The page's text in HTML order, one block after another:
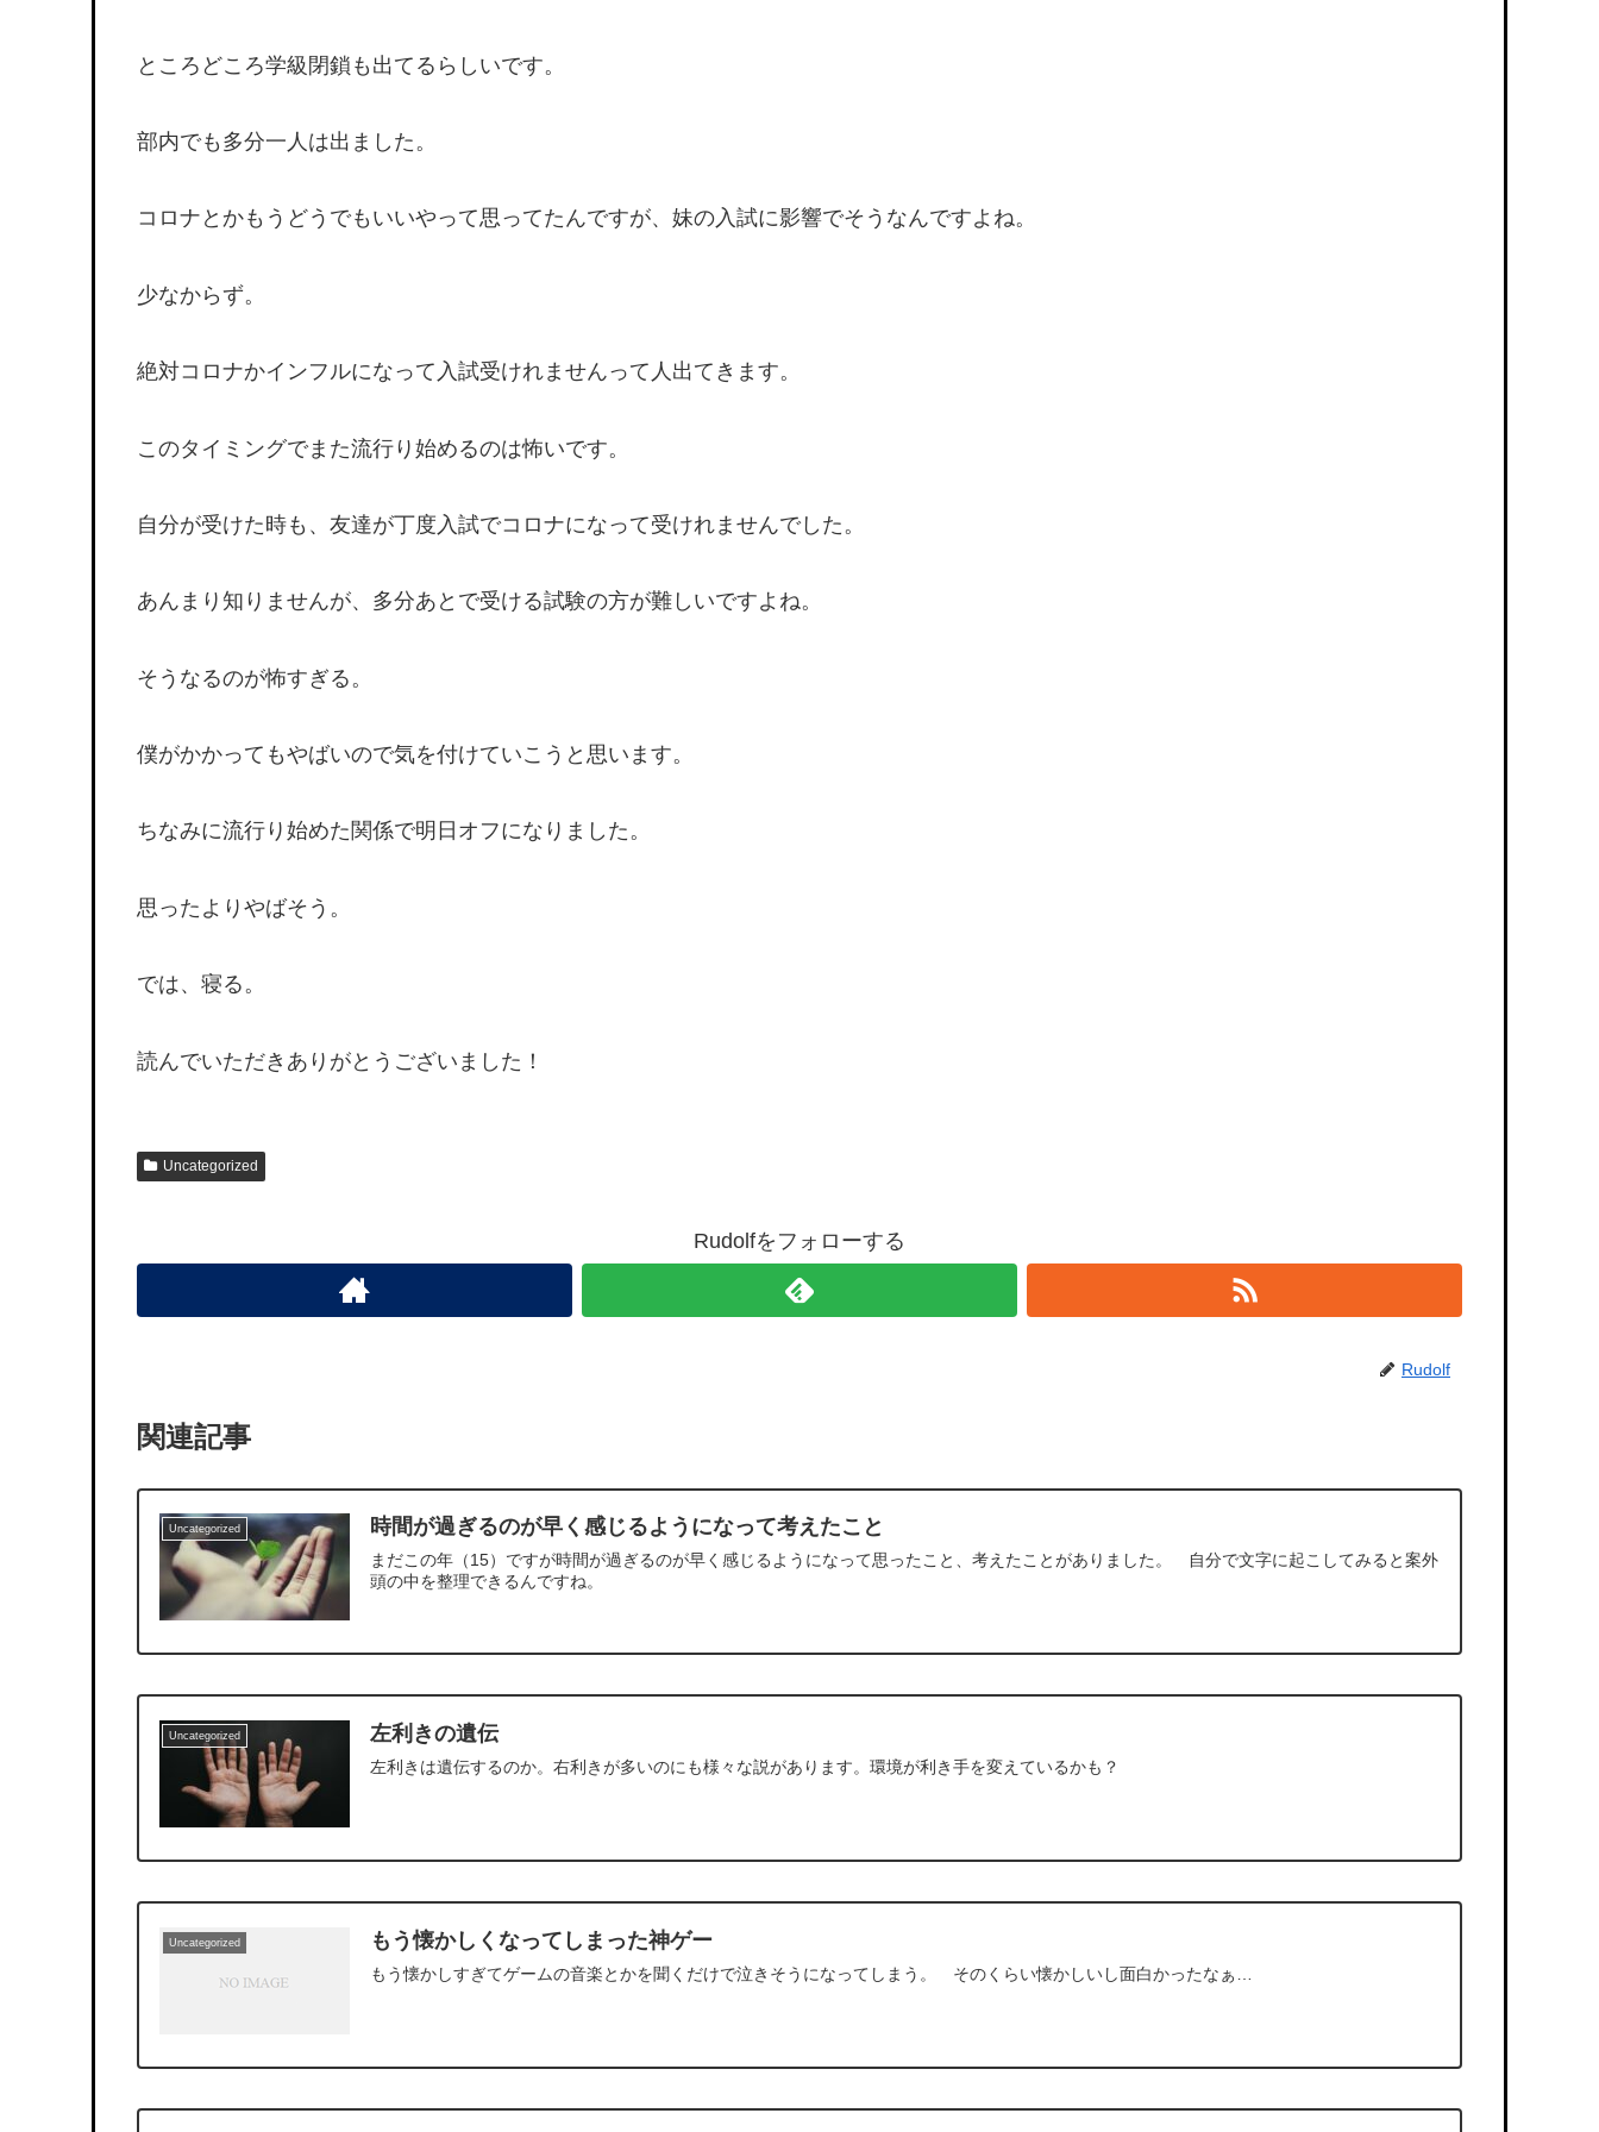
ところどころ学級閉鎖も出てるらしいです。
部内でも多分一人は出ました。
コロナとかもうどうでもいいやって思ってたんですが、妹の入試に影響でそうなんですよね。
少なからず。
絶対コロナかインフルになって入試受けれませんって人出てきます。
このタイミングでまた流行り始めるのは怖いです。
自分が受けた時も、友達が丁度入試でコロナになって受けれませんでした。
あんまり知りませんが、多分あとで受ける試験の方が難しいですよね。
そうなるのが怖すぎる。
僕がかかってもやばいので気を付けていこうと思います。
ちなみに流行り始めた関係で明日オフになりました。
思ったよりやばそう。
では、寝る。
読んでいただきありがとうございました！
Uncategorized
Rudolfをフォローする
Rudolf
関連記事
Uncategorized 時間が過ぎるのが早く感じるようになって考えたこと
まだこの年（15）ですが時間が過ぎるのが早く感じるようになって思ったこと、考えたことがありました。 自分で文字に起こしてみると案外
頭の中を整理できるんですね。
Uncategorized 左利きの遺伝
左利きは遺伝するのか。右利きが多いのにも様々な説があります。環境が利き手を変えているかも？
Uncategorized もう懐かしくなってしまった神ゲー
もう懐かしすぎてゲームの音楽とかを聞くだけで泣きそうになってしまう。 そのくらい懐かしいし面白かったなぁ…